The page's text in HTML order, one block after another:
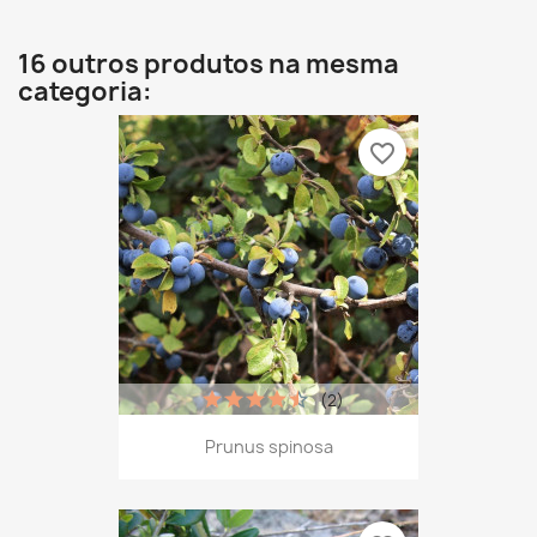
16 outros produtos na mesma
categoria:
Prunus spinosa
(2)
favorite_border